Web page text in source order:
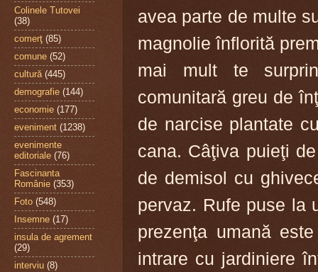
avea parte de multe
magnolie înflorită
mai mult te
comunitară greu de
de narcise plantate
cana. Câţiva puieţi
de demisol cu
pervaz. Rufe puse la
prezenţa umană
intrare cu jardiniere
Colinele Tutovei
(38)
comerţ (85)
comune (52)
cultură (445)
demografie (144)
economie (177)
eveniment (1238)
evenimente
editoriale (76)
Fascinanta
Românie (353)
Foto (548)
Insemne (17)
insula de agrement
(29)
interviu (8)